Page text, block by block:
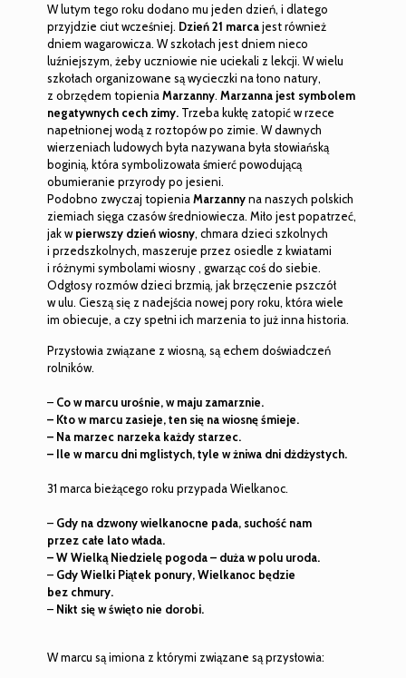
W lutym tego roku dodano mu jeden dzień, i dlatego
przyjdzie ciut wcześniej. Dzień 21 marcajest również
dniem wagarowicza. W szkołach jest dniem nieco
luźniejszym, żeby uczniowie nie uciekali z lekcji. W wielu
szkołach organizowane są wycieczki na łono natury,
z obrzędem topieniaMarzanny. Marzanna jest symbolem
negatywnych cech zimy. Trzeba kukłę zatopić w rzece
napełnionej wodą z roztopów po zimie. W dawnych
wierzeniach ludowych była nazywana była słowiańską
boginią, która symbolizowała śmierć powodującą
obumieranie przyrody po jesieni.
Podobno zwyczaj topieniaMarzannyna naszych polskich
ziemiach sięga czasów średniowiecza. Miło jest popatrzeć,
jak wpierwszy dzień wiosny, chmara dzieci szkolnych
i przedszkolnych, maszeruje przez osiedle z kwiatami
i różnymi symbolami wiosny , gwarząc coś do siebie.
Odgłosy rozmów dzieci brzmią, jak brzęczenie pszczół
w ulu. Cieszą się z nadejścia nowej pory roku, która wiele
im obiecuje, a czy spełni ich marzenia to już inna historia.
Przysłowia związane z wiosną, są echem doświadczeń
rolników.
– Co w marcu urośnie, w maju zamarznie.
– Kto w marcu zasieje, ten się na wiosnę śmieje.
– Na marzec narzeka każdy starzec.
– Ile w marcu dni mglistych, tyle w żniwa dni dżdżystych.
31 marca bieżącego roku przypada Wielkanoc.
– Gdy na dzwony wielkanocne pada, suchość nam
przez całe lato włada.
– W Wielką Niedzielę pogoda – duża w polu uroda.
– Gdy Wielki Piątek ponury, Wielkanoc będzie
bez chmury.
– Nikt się w święto nie dorobi.
W marcu są imiona z którymi związane są przysłowia: